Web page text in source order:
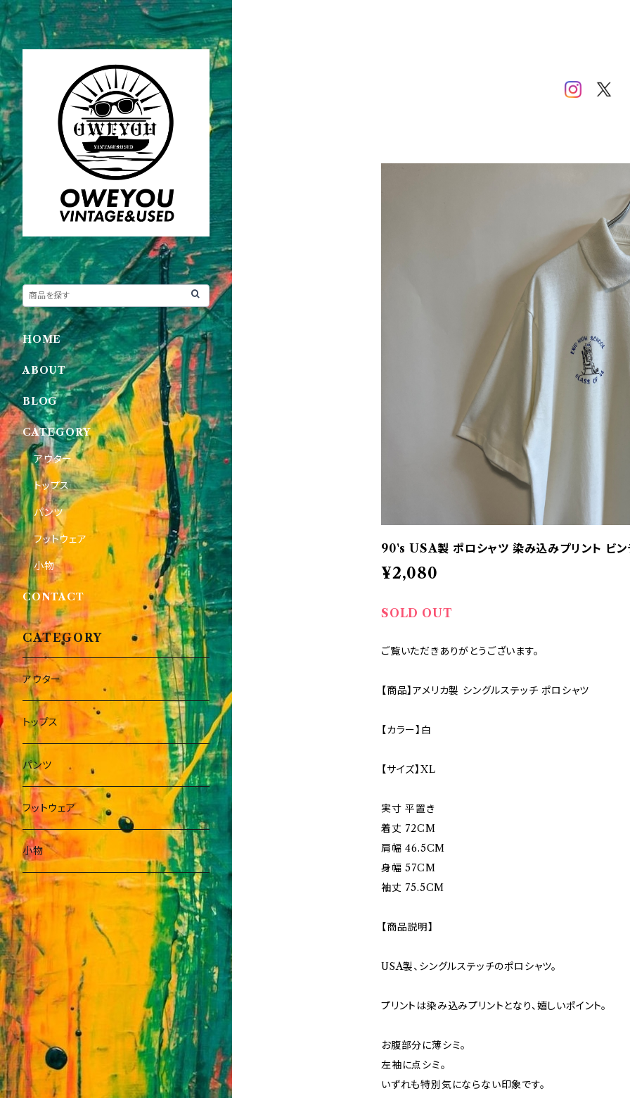
90's USA製 ポロシャツ 染み込みプリント ビン
¥2,080
SOLD OUT
ご覧いただきありがとうございます。
【商品】アメリカ製 シングルステッチ ポロシャツ
【カラー】白
【サイズ】XL
実寸 平置き
着丈 72CM
肩幅 46.5CM
身幅 57CM
袖丈 75.5CM
【商品説明】
USA製、シングルステッチのポロシャツ。
プリントは染み込みプリントとなり、嬉しいポイント。
お腹部分に薄シミ。
左袖に点シミ。
いずれも特別気にならない印象です。
HOME
ABOUT
BLOG
CATEGORY
アウター
トップス
パンツ
フットウェア
小物
CONTACT
CATEGORY
アウター
トップス
パンツ
フットウェア
小物